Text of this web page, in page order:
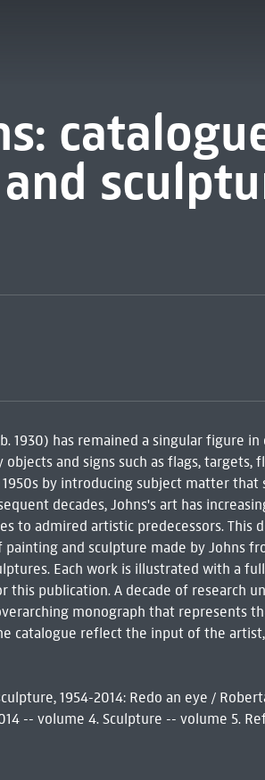
1930) has remained a singular figure
and signs such as flags, targets,
by introducing subject matter
decades, Johns's art has
to admired artistic predecessors. This
and sculpture made by Johns
Each work is illustrated with a
this publication. A decade of research
monograph that represents
catalogue reflect the input of the
1954-2014: Redo an eye /
-- volume 4. Sculpture -- volume 5.